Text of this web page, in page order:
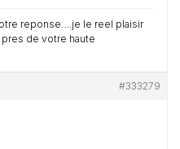
reponse….je le reel plaisir
de votre haute
#333279